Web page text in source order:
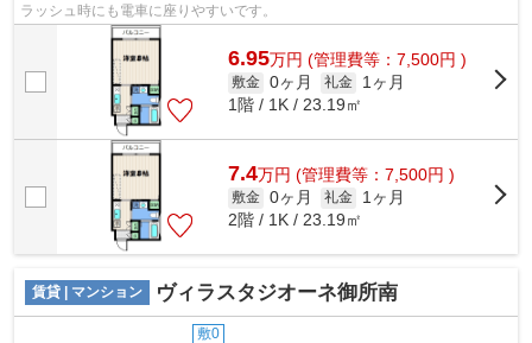
ラッシュ時にも電車に座りやすいです。
6.95万円 (管理費等：7,500円 )
敷金 0ヶ月 礼金
1ヶ月
1階 / 1K / 23.19㎡
7.4万円 (管理費等：7,500円 )
敷金 0ヶ月 礼金
1ヶ月
2階 / 1K / 23.19㎡
賃貸 | マンション ヴィラスタジオーネ御所南
敷0